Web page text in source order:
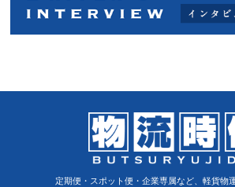
定期便・スポット便・企業専属など、軽貨物